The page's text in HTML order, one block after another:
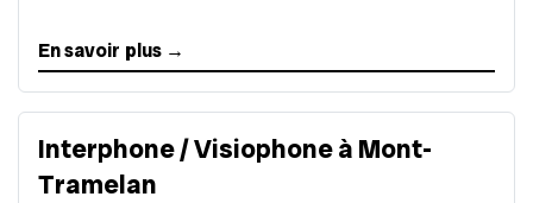
En savoir plus →
Interphone / Visiophone à Mont-
Tramelan